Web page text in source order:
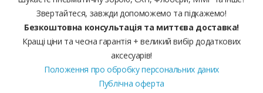
Звертайтеся, завжди допоможемо та підкажемо!
Безкоштовна консультація та миттєва доставка!
Кращі ціни та чесна гарантія + великий вибір додаткових
аксесуарів!
Положення про обробку персональних даних
Публічна оферта